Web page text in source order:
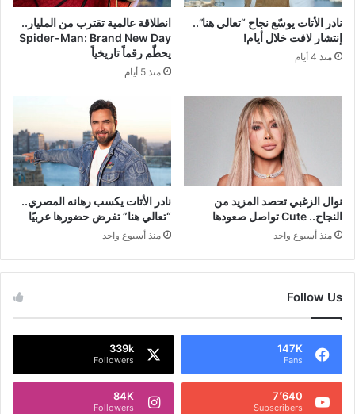
نادر الأتات يوسّع نجاح “تعالي هنا”..
إنتشار لافت خلال أيام!
منذ 4 أيام
انطلاقة عالمية تقترب من المليار..
Spider-Man: Brand New Day
يحطّم رقماً تاريخياً
منذ 5 أيام
نوال الزغبي تحصد المزيد من
النجاح.. Cute تواصل صعودها
منذ أسبوع واحد
نادر الأتات يكسب رهانه المصري..
“تعالي هنا” تفرض حضورها عربيًا
منذ أسبوع واحد
Follow Us
147K
Fans
339k
Followers
7٬640
Subscribers
84K
Followers